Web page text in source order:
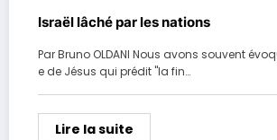
Israël lâché par les nations
Par Bruno OLDANI Nous avons souvent
e de Jésus qui prédit "la fin…
Lire la suite